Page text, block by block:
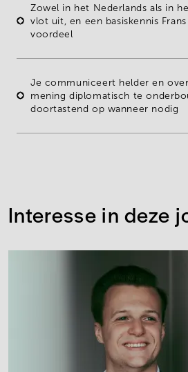
Zowel in het Nederlands als in
vlot uit, en een basiskennis Frans
voordeel
Je communiceert helder en
mening diplomatisch te
doortastend op wanneer nodig
Interesse in deze